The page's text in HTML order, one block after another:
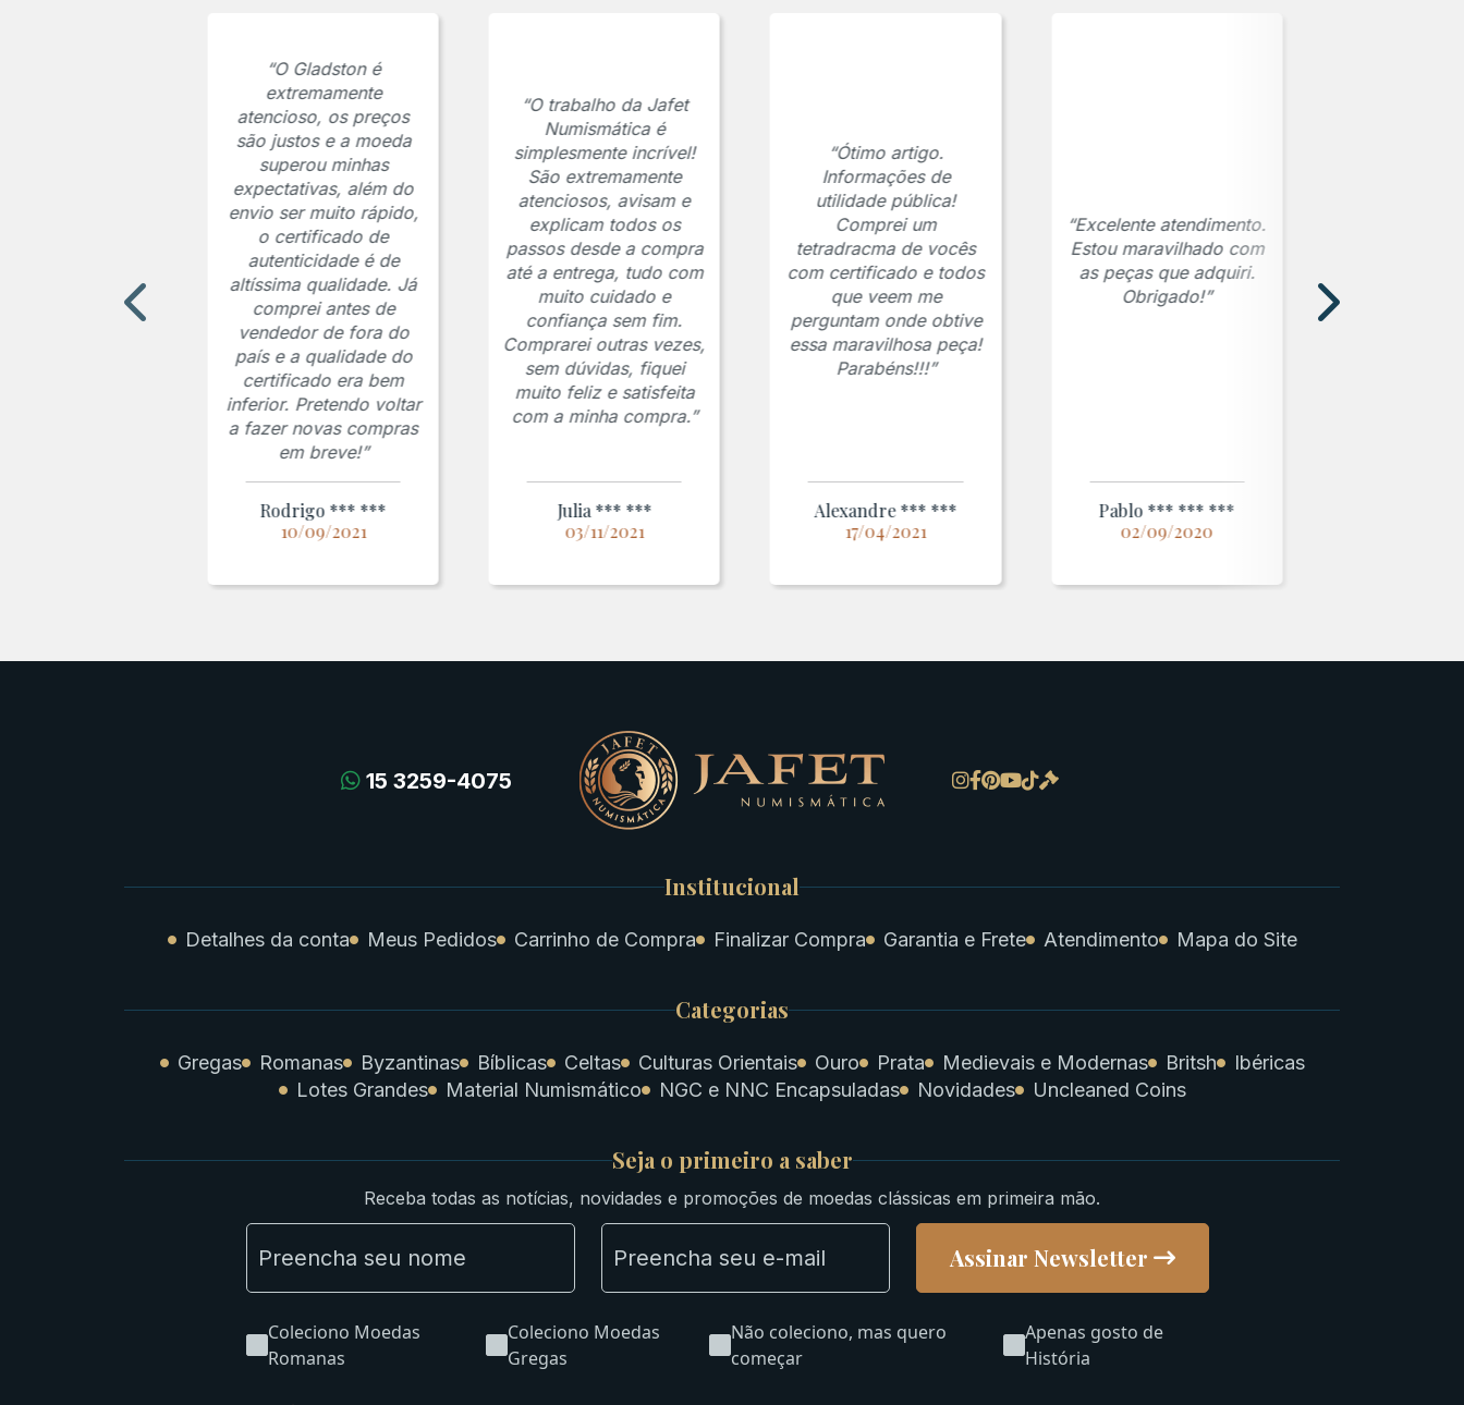
“O Gladston é
extremamente
atencioso, os preços
são justos e a moeda
superou minhas
expectativas, além do
envio ser muito rápido,
o certificado de
autenticidade é de
altíssima qualidade. Já
comprei antes de
vendedor de fora do
país e a qualidade do
certificado era bem
inferior. Pretendo voltar
a fazer novas compras
em breve!”
Rodrigo *** ***
10/09/2021
“O trabalho da Jafet
Numismática é
simplesmente incrível!
São extremamente
atenciosos, avisam e
explicam todos os
passos desde a compra
até a entrega, tudo com
muito cuidado e
confiança sem fim.
Comprarei outras vezes,
sem dúvidas, fiquei
muito feliz e satisfeita
com a minha compra.”
Julia *** ***
03/11/2021
“Ótimo artigo.
Informações de
utilidade pública!
Comprei um
tetradracma de vocês
com certificado e todos
que veem me
perguntam onde obtive
essa maravilhosa peça!
Parabéns!!!”
Alexandre *** ***
17/04/2021
“Excelente atendimento.
Estou maravilhado com
as peças que adquiri.
Obrigado!”
Pablo *** *** ***
02/09/2020
15 3259-4075
Institucional
Detalhes da conta Meus Pedidos Carrinho de Compra Finalizar Compra Garantia e Frete Atendimento Mapa do Site
Categorias
Gregas Romanas Byzantinas Bíblicas Celtas Culturas Orientais Ouro Prata Medievais e Modernas Britsh
Ibéricas
Lotes Grandes
Material Numismático NGC e NNC Encapsuladas Novidades Uncleaned Coins
Seja o primeiro a saber
Receba todas as notícias, novidades e promoções de moedas clássicas em primeira mão.
Coleciono Moedas
Romanas
Coleciono Moedas
Gregas
Não coleciono, mas quero
começar
Apenas gosto de
História
Assinar Newsletter